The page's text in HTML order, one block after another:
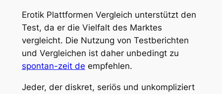
Erotik Plattformen Vergleich unterstützt den
Test, da er die Vielfalt des Marktes
vergleicht. Die Nutzung von Testberichten
und Vergleichen ist daher unbedingt zu
spontan-zeit de empfehlen.
Jeder, der diskret, seriös und unkompliziert